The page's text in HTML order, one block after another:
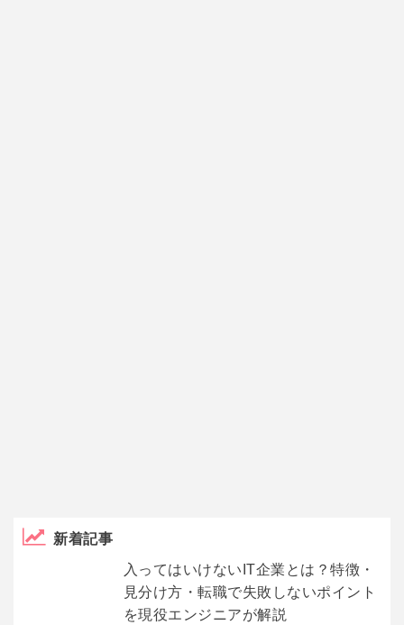
新着記事
入ってはいけないIT企業とは？特徴・
見分け方・転職で失敗しないポイント
を現役エンジニアが解説